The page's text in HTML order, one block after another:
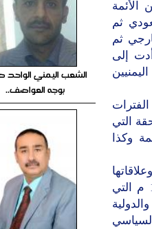
الأئمة
ثم
ثم
إلى
التي
وكذا
يبعضها والصراعات التي جرت بينها ثم العصر الوحدوي منذ العام 1990 م التي
الشعب اليمني
بوجه العواصف..